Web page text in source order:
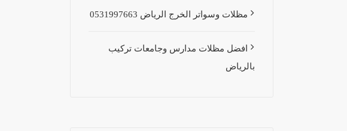
مظلات وسواتر الخرج الرياض 0531997663
افضل مظلات مدارس وجامعات تركيب
بالرياض